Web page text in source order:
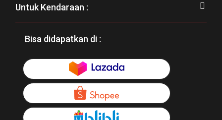
Untuk Kendaraan :
Bisa didapatkan di :